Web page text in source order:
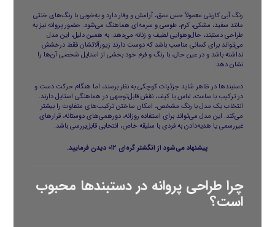
رنگ آبی کاربنی معمولاً حس عمق، آرامش و وقار دارد و به‌خوبی با رنگ‌های خنثی
مانند سفید، مشکی، کرم، طوسی و سرمه‌ای هماهنگ می‌شود. حضور پروانه نیز به
طراحی دستبند، حال‌وهوایی لطیف و زنانه می‌دهد. به همین دلیل، این مدل
می‌تواند برای کسانی مناسب باشد که دوست دارند زیورآلاتشان فقط درخشش
نداشته باشد و در عین حال، با رنگ و فرم خود بخشی از استایل شخصی آن‌ها را
نشان دهد.
دستبندها در ظاهر شاید جزئیات کوچکی به نظر برسند، اما هنگام حرکت دست و
در ترکیب با ساعت، لباس یا کیف، نقش قابل‌توجهی در هماهنگی استایل دارند.
انتخاب یک مدل با رنگ مشخص، امکان ساختن ترکیب‌های متفاوت را بیشتر
می‌کند. این مدل می‌تواند برای استفاده روزانه، دورهمی‌های دوستانه، قرارهای
غیررسمی یا هدیه‌دادن به فردی با سلیقه خاص، انتخابی قابل‌بررسی باشد.
پیشنهاد می‌شود از انگشتر گره‌ای ۰۱۲ دیدن فرمایید.
چرا طراحی پروانه در دستبندها محبوب
است؟